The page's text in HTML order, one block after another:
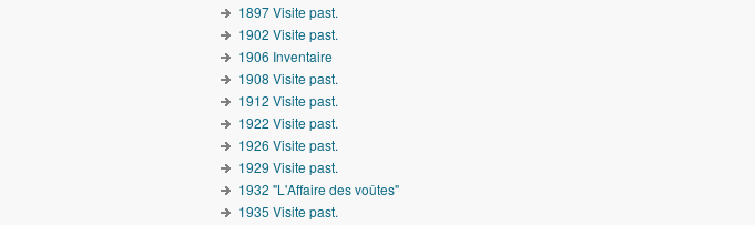
1897 Visite past.
1902 Visite past.
1906 Inventaire
1908 Visite past.
1912 Visite past.
1922 Visite past.
1926 Visite past.
1929 Visite past.
1932 "L'Affaire des voûtes"
1935 Visite past.